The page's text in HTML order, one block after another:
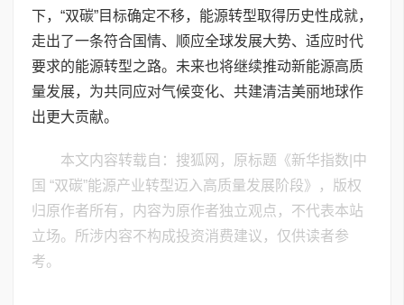
下，“双碳”目标确定不移，能源转型取得历史性成就，
走出了一条符合国情、顺应全球发展大势、适应时代
要求的能源转型之路。未来也将继续推动新能源高质
量发展，为共同应对气候变化、共建清洁美丽地球作
出更大贡献。
本文内容转载自：搜狐网，原标题《新华指数|中
国 “双碳”能源产业转型迈入高质量发展阶段》，版权
归原作者所有，内容为原作者独立观点，不代表本站
立场。所涉内容不构成投资消费建议，仅供读者参
考。